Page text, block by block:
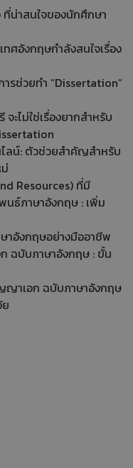
น่าสนใจของนักศึกษา
ศอังกฤษกำลังสนใจเรื่อง
ารช่วยทำ “Dissertation”
ะไม่ใช่เรื่องยากสำหรับ
ลน์: ตัวช่วยสำคัญสำหรับ
Resources) ที่มี
นธ์ภาษาอังกฤษ : เพิ่ม
าอังกฤษอย่างมืออาชีพ
ฉบับภาษาอังกฤษ : ขั้น
าเอก ฉบับภาษาอังกฤษ